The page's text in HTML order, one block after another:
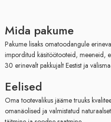
Mida pakume
Pakume lisaks omatoodangule
imporditud käsitöötooteid, meeneid,
30 erinevalt pakkujalt Eestist ja
Eelised
Oma tootevalikus jääme truuks
omanäolised ja valmistatud